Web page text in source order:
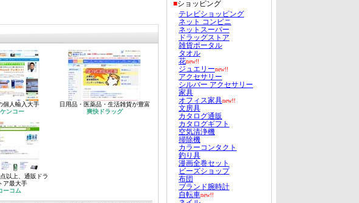
個人輸入大手
ンコー
日用品・医薬品・生活雑貨が豊富
爽快ドラッグ
以上、通販ドラ
ア最大手
ーコム